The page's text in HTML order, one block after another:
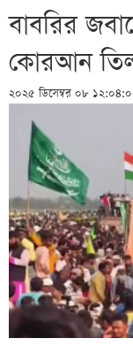
বাবরির
কোরআন
২০২৫ ডিসেম্বর ০৮